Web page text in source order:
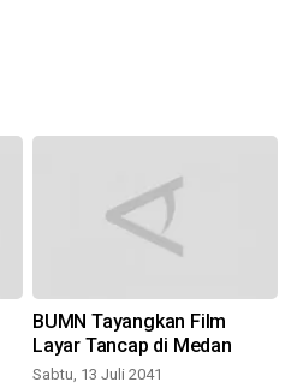
BUMN Tayangkan Film
Layar Tancap di Medan
Sabtu, 13 Juli 2041